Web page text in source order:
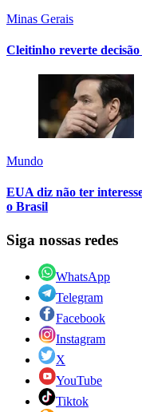
Minas Gerais
Cleitinho reverte
Mundo
EUA diz não ter
o Brasil
Siga nossas redes
WhatsApp
Telegram
Facebook
Instagram
X
YouTube
Tiktok